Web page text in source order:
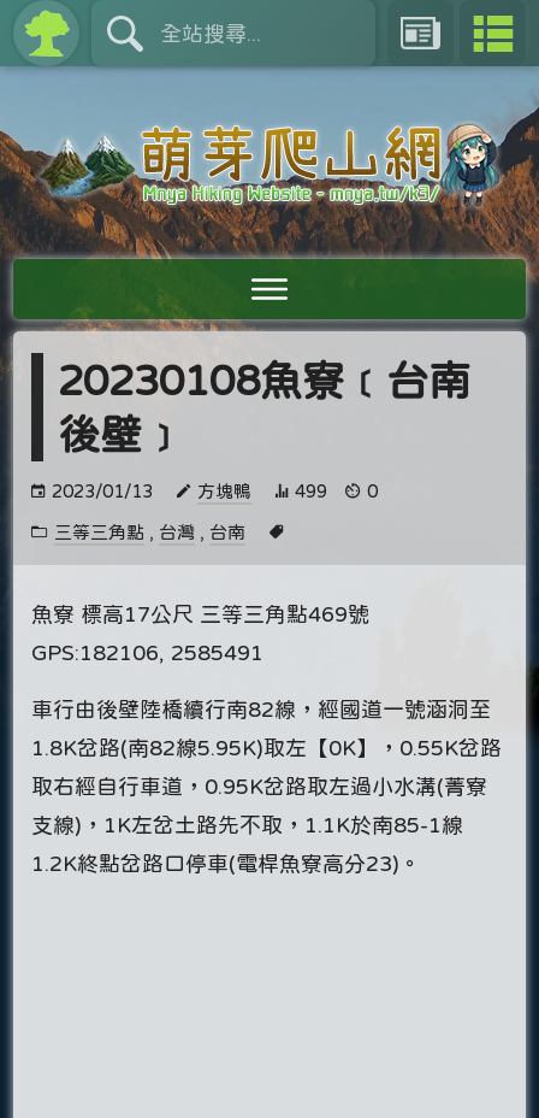
20230108魚寮﹝台南
後壁﹞
2023/01/13 方塊鴨 499 0
三等三角點 , 台灣 , 台南
魚寮 標高17公尺 三等三角點469號
GPS:182106, 2585491
車行由後壁陸橋續行南82線，經國道一號涵洞至
1.8K岔路(南82線5.95K)取左【0K】，0.55K岔路
取右經自行車道，0.95K岔路取左過小水溝(菁寮
支線)，1K左岔土路先不取，1.1K於南85-1線
1.2K終點岔路口停車(電桿魚寮高分23)。